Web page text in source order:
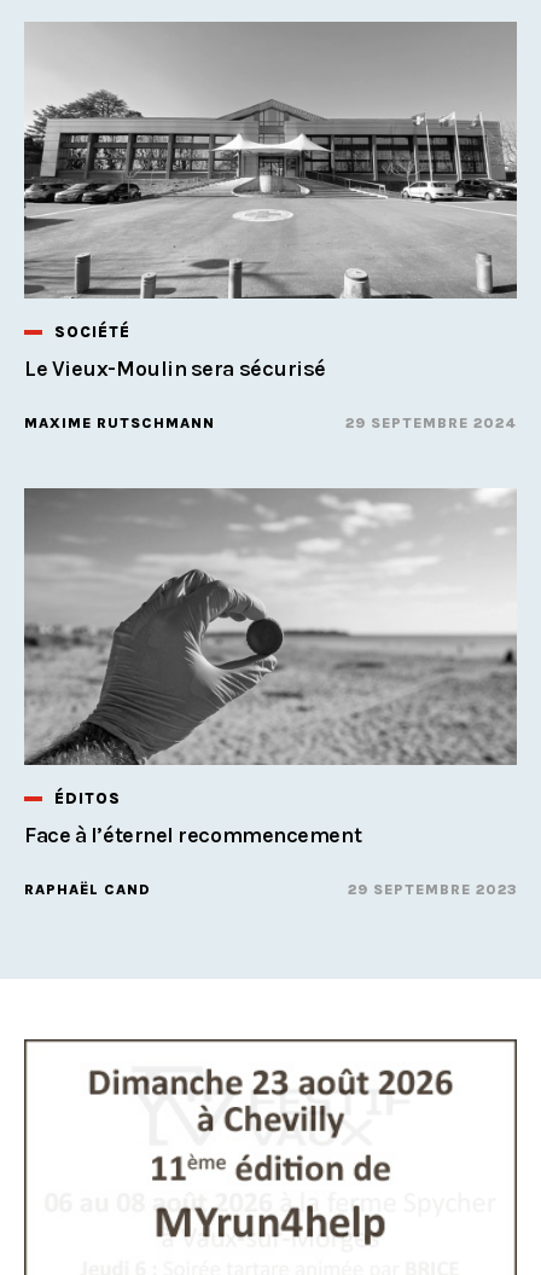
SOCIÉTÉ
Le Vieux-Moulin sera sécurisé
MAXIME RUTSCHMANN 29 SEPTEMBRE 2024
ÉDITOS
Face à l’éternel recommencement
RAPHAËL CAND 29 SEPTEMBRE 2023